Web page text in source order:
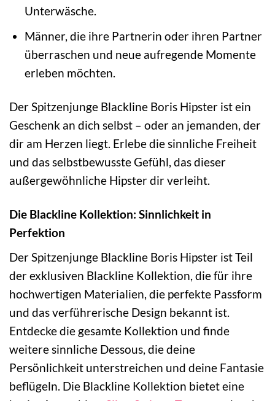
Unterwäsche.
Männer, die ihre Partnerin oder ihren Partner
überraschen und neue aufregende Momente
erleben möchten.
Der Spitzenjunge Blackline Boris Hipster ist ein
Geschenk an dich selbst – oder an jemanden, der
dir am Herzen liegt. Erlebe die sinnliche Freiheit
und das selbstbewusste Gefühl, das dieser
außergewöhnliche Hipster dir verleiht.
Die Blackline Kollektion: Sinnlichkeit in
Perfektion
Der Spitzenjunge Blackline Boris Hipster ist Teil
der exklusiven Blackline Kollektion, die für ihre
hochwertigen Materialien, die perfekte Passform
und das verführerische Design bekannt ist.
Entdecke die gesamte Kollektion und finde
weitere sinnliche Dessous, die deine
Persönlichkeit unterstreichen und deine Fantasie
beflügeln. Die Blackline Kollektion bietet eine